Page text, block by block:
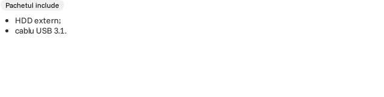
Pachetul include
HDD extern;
cablu USB 3.1.